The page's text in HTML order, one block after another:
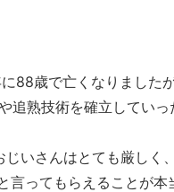
88歳で亡くなりました
追熟技術を確立してい
いさんはとても厳しく
ってもらえることが本